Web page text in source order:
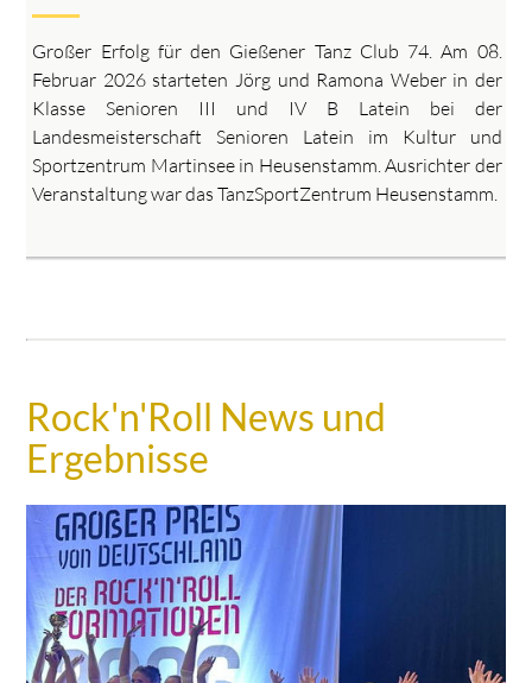
Großer Erfolg für den Gießener Tanz Club 74. Am 08.
Februar 2026 starteten Jörg und Ramona Weber in der
Klasse Senioren III und IV B Latein bei der
Landesmeisterschaft Senioren Latein im Kultur und
Sportzentrum Martinsee in Heusenstamm. Ausrichter der
Veranstaltung war das TanzSportZentrum Heusenstamm.
Rock'n'Roll News und
Ergebnisse